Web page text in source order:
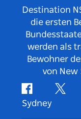
Destination
die ersten
werden als
Bewohner
von New
Facebook
Sydney